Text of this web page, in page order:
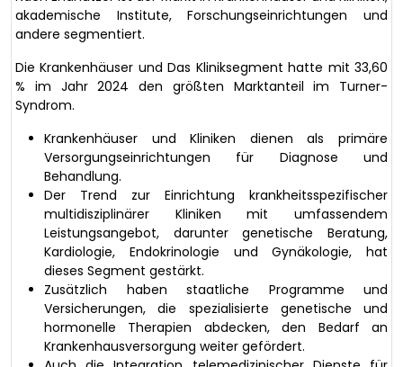
akademische Institute, Forschungseinrichtungen und
andere segmentiert.
Die Krankenhäuser und Das Kliniksegment hatte mit 33,60
% im Jahr 2024 den größten Marktanteil im Turner-
Syndrom.
Krankenhäuser und Kliniken dienen als primäre
Versorgungseinrichtungen für Diagnose und
Behandlung.
Der Trend zur Einrichtung krankheitsspezifischer
multidisziplinärer Kliniken mit umfassendem
Leistungsangebot, darunter genetische Beratung,
Kardiologie, Endokrinologie und Gynäkologie, hat
dieses Segment gestärkt.
Zusätzlich haben staatliche Programme und
Versicherungen, die spezialisierte genetische und
hormonelle Therapien abdecken, den Bedarf an
Krankenhausversorgung weiter gefördert.